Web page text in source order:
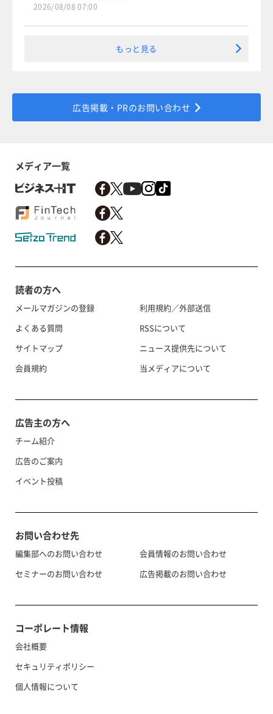
2026/08/08 07:00
もっと見る
広告掲載・PRのお問い合わせ
メディア一覧
読者の方へ
メールマガジンの登録
よくある質問
サイトマップ
会員規約
利用規約／外部送信
RSSについて
ニュース提供先について
当メディアについて
広告主の方へ
チーム紹介
広告のご案内
イベント投稿
お問い合わせ先
編集部へのお問い合わせ
セミナーのお問い合わせ
会員情報のお問い合わせ
広告掲載のお問い合わせ
コーポレート情報
会社概要
セキュリティポリシー
個人情報について